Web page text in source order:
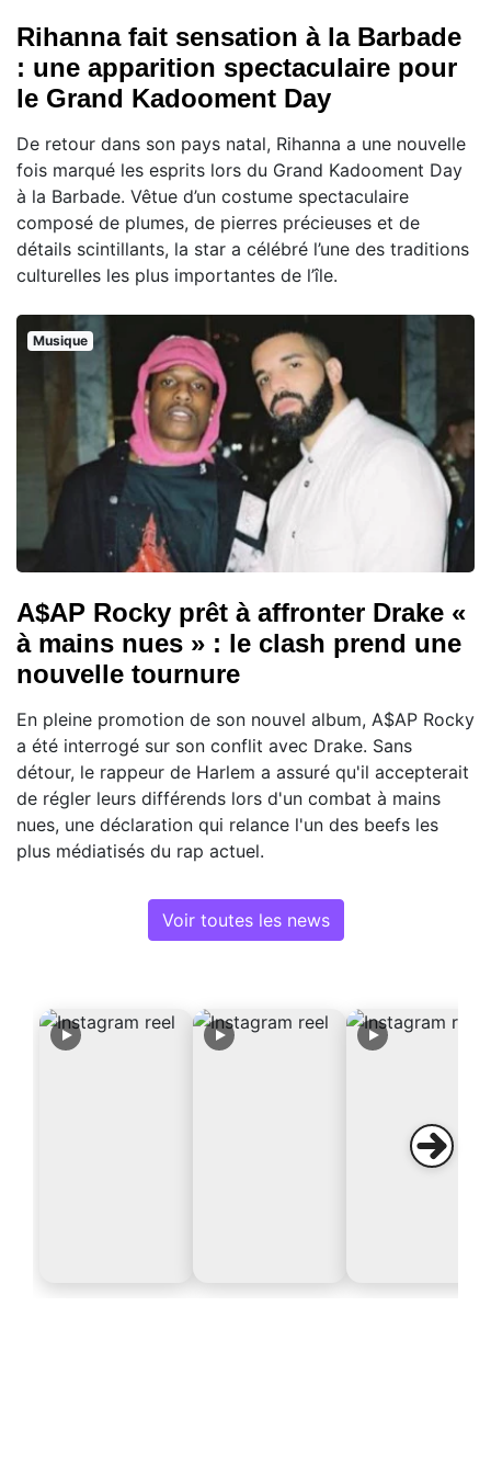
Rihanna fait sensation à la Barbade
: une apparition spectaculaire pour
le Grand Kadooment Day
De retour dans son pays natal, Rihanna a une nouvelle
fois marqué les esprits lors du Grand Kadooment Day
à la Barbade. Vêtue d’un costume spectaculaire
composé de plumes, de pierres précieuses et de
détails scintillants, la star a célébré l’une des traditions
culturelles les plus importantes de l’île.
Musique
A$AP Rocky prêt à affronter Drake «
à mains nues » : le clash prend une
nouvelle tournure
En pleine promotion de son nouvel album, A$AP Rocky
a été interrogé sur son conflit avec Drake. Sans
détour, le rappeur de Harlem a assuré qu'il accepterait
de régler leurs différends lors d'un combat à mains
nues, une déclaration qui relance l'un des beefs les
plus médiatisés du rap actuel.
Voir toutes les news